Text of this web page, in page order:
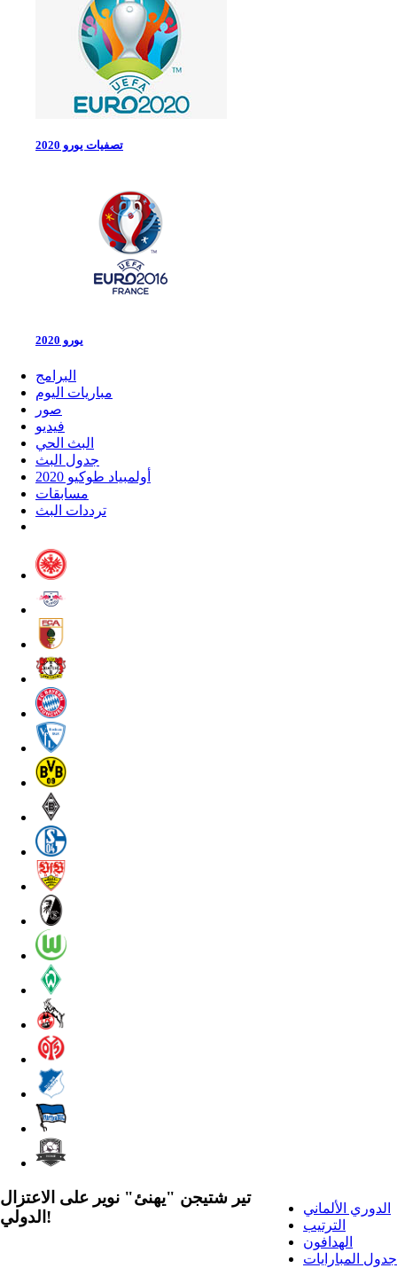
تصفيات يورو 2020
يورو 2020
البرامج
مباريات اليوم
صور
فيديو
البث الحي
جدول البث
أولمبياد طوكيو 2020
مسابقات
ترددات البث
الدوري الألماني
الترتيب
الهدافون
جدول المبارايات
تير شتيجن "يهنئ" نوير على الاعتزال
الدولي!